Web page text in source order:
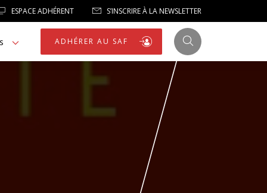
ESPACE ADHÉRENT S’INSCRIRE À LA NEWSLETTER
ADHÉRER AU SAF